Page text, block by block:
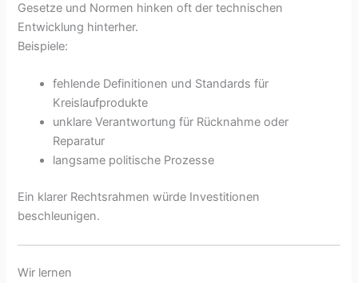
Gesetze und Normen hinken oft der technischen
Entwicklung hinterher.
Beispiele:
fehlende Definitionen und Standards für
Kreislaufprodukte
unklare Verantwortung für Rücknahme oder
Reparatur
langsame politische Prozesse
Ein klarer Rechtsrahmen würde Investitionen
beschleunigen.
Wir lernen